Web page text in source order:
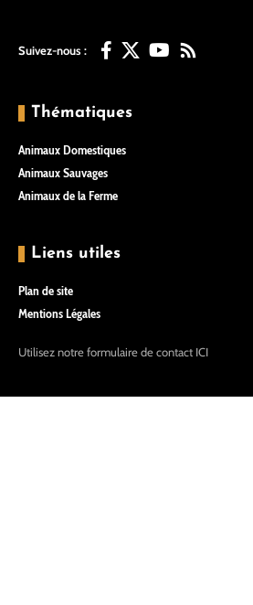
Suivez-nous :
Thématiques
Animaux Domestiques
Animaux Sauvages
Animaux de la Ferme
Liens utiles
Plan de site
Mentions Légales
Utilisez notre formulaire de contact ICI